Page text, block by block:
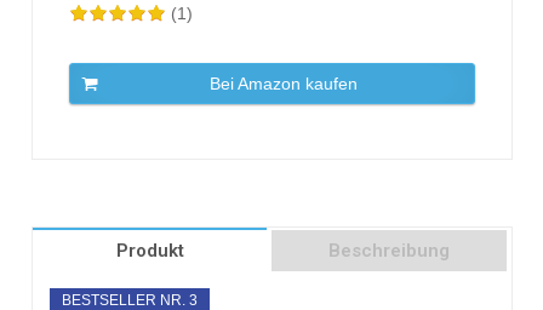
(1)
Bei Amazon kaufen
Produkt Beschreibung
BESTSELLER NR. 3